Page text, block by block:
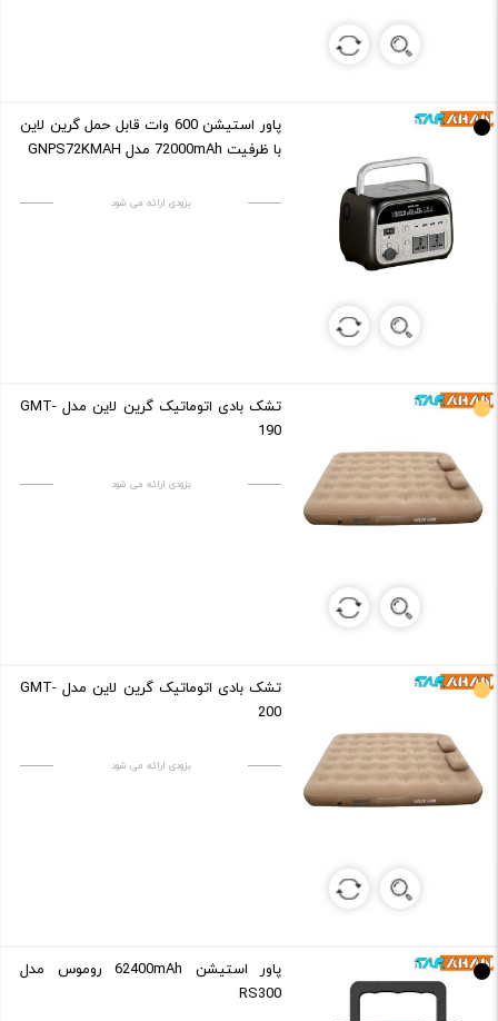
پاور استیشن 600 وات قابل حمل گرین لاین
با ظرفیت 72000mAh مدل GNPS72KMAH
بزودی ارائه می شود
تشک بادی اتوماتیک گرین لاین مدل GMT-
190
بزودی ارائه می شود
تشک بادی اتوماتیک گرین لاین مدل GMT-
200
بزودی ارائه می شود
پاور استیشن 62400mAh روموس مدل
RS300